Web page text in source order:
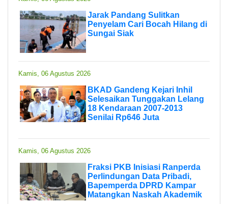
Jarak Pandang Sulitkan
Penyelam Cari Bocah Hilang di
Sungai Siak
Kamis, 06 Agustus 2026
BKAD Gandeng Kejari Inhil
Selesaikan Tunggakan Lelang
18 Kendaraan 2007-2013
Senilai Rp646 Juta
Kamis, 06 Agustus 2026
Fraksi PKB Inisiasi Ranperda
Perlindungan Data Pribadi,
Bapemperda DPRD Kampar
Matangkan Naskah Akademik